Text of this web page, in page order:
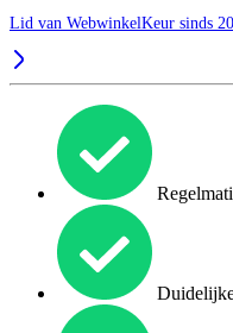
Lid van WebwinkelKeur sinds